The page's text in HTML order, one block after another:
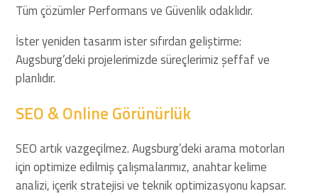
Tüm çözümler Performans ve Güvenlik odaklıdır.
İster yeniden tasarım ister sıfırdan geliştirme:
Augsburg’deki projelerimizde süreçlerimiz şeffaf ve
planlıdır.
SEO & Online Görünürlük
SEO artık vazgeçilmez. Augsburg’deki arama motorları
için optimize edilmiş çalışmalarımız, anahtar kelime
analizi, içerik stratejisi ve teknik optimizasyonu kapsar.